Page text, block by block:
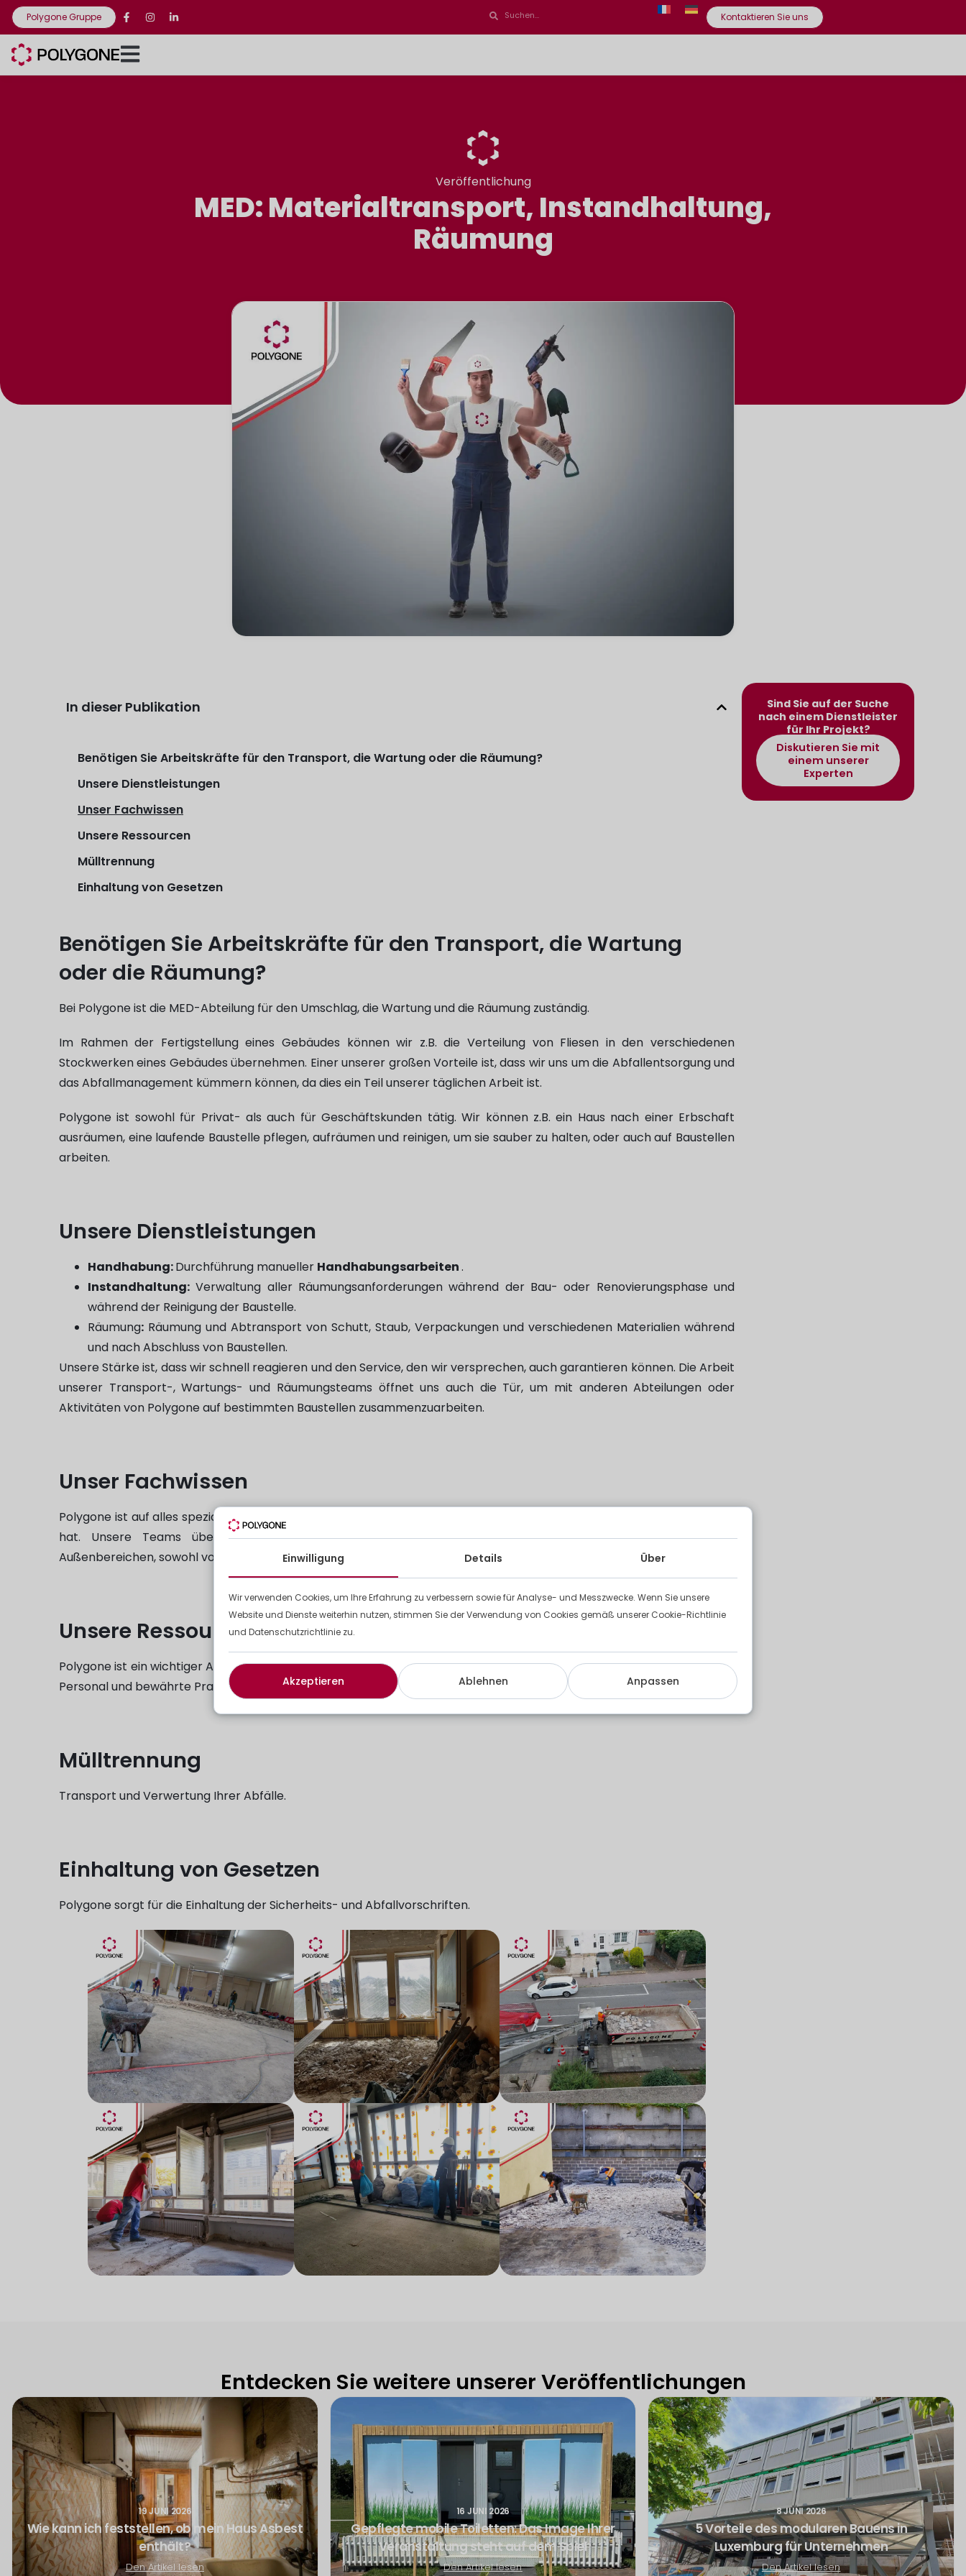
Polygone Gruppe Kontaktieren Sie uns
Veröffentlichung
MED: Materialtransport, Instandhaltung,
Räumung
In dieser Publikation
Benötigen Sie Arbeitskräfte für den Transport, die Wartung oder die Räumung?
Unsere Dienstleistungen
Unser Fachwissen
Unsere Ressourcen
Mülltrennung
Einhaltung von Gesetzen
Benötigen Sie Arbeitskräfte für den Transport, die Wartung
oder die Räumung?
Bei Polygone ist die MED-Abteilung für den Umschlag, die Wartung und die Räumung zuständig.
Im Rahmen der Fertigstellung eines Gebäudes können wir z.B. die Verteilung von Fliesen in den verschiedenen
Stockwerken eines Gebäudes übernehmen. Einer unserer großen Vorteile ist, dass wir uns um die Abfallentsorgung und
das Abfallmanagement kümmern können, da dies ein Teil unserer täglichen Arbeit ist.
Polygone ist sowohl für Privat- als auch für Geschäftskunden tätig. Wir können z.B. ein Haus nach einer Erbschaft
ausräumen, eine laufende Baustelle pflegen, aufräumen und reinigen, um sie sauber zu halten, oder auch auf Baustellen
arbeiten.
Unsere Dienstleistungen
Handhabung:Durchführung manueller Handhabungsarbeiten.
Instandhaltung: Verwaltung aller Räumungsanforderungen während der Bau- oder Renovierungsphase und
während der Reinigung der Baustelle.
Räumung: Räumung und Abtransport von Schutt, Staub, Verpackungen und verschiedenen Materialien während
und nach Abschluss von Baustellen.
Unsere Stärke ist, dass wir schnell reagieren und den Service, den wir versprechen, auch garantieren können. Die Arbeit
unserer Transport-, Wartungs- und Räumungsteams öffnet uns auch die Tür, um mit anderen Abteilungen oder
Aktivitäten von Polygone auf bestimmten Baustellen zusammenzuarbeiten.
Unser Fachwissen
Polygone ist auf alles spezialisiert, was mit der Vorbereitung und Sauberkeit von Bau- und Renovierungsarbeiten zu tun
hat. Unsere Teams übernehmen insbesondere die Entrümpelung und Reinigung von Räumlichkeiten oder
Außenbereichen, sowohl vor als auch während und/oder nach Abschluss der Arbeiten.
Unsere Ressourcen
Polygone ist ein wichtiger Akteur auf diesem Gebiet und verfügt über langjährige Erfahrung, effizientes und qualifiziertes
Personal und bewährte Praktiken bei der Entsorgung, Lagerung und Behandlung von Abfall.
Mülltrennung
Transport und Verwertung Ihrer Abfälle.
Einhaltung von Gesetzen
Polygone sorgt für die Einhaltung der Sicherheits- und Abfallvorschriften.
Sind Sie auf der Suche
nach einem Dienstleister
für Ihr Projekt?
Diskutieren Sie mit
einem unserer
Experten
Entdecken Sie weitere unserer Veröffentlichungen
19 JUNI 2026
Wie kann ich feststellen, ob mein Haus Asbest
enthält?
Den Artikel lesen
16 JUNI 2026
Gepflegte mobile Toiletten: Das Image Ihrer
Veranstaltung steht auf dem Spiel
Den Artikel lesen
8 JUNI 2026
5 Vorteile des modularen Bauens in
Luxemburg für Unternehmen
Den Artikel lesen
Einwilligung Details Über
Wir verwenden Cookies, um Ihre Erfahrung zu verbessern sowie für Analyse- und Messzwecke. Wenn Sie unsere
Website und Dienste weiterhin nutzen, stimmen Sie der Verwendung von Cookies gemäß unserer Cookie-Richtlinie
und Datenschutzrichtlinie zu.
Akzeptieren Ablehnen Anpassen